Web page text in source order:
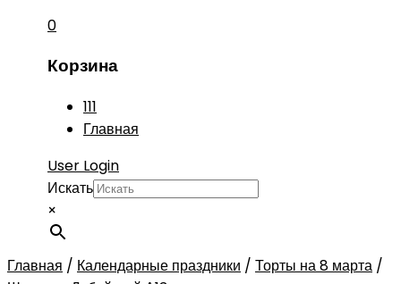
0
Корзина
111
Главная
User Login
Искать
×
Главная / Календарные праздники / Торты на 8 марта /